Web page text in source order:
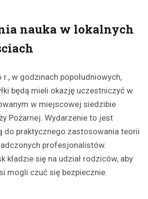
nauka w lokalnych
w godzinach popołudniowych,
będą mieli okazję uczestniczyć w
w miejscowej siedzibie
Pożarnej. Wydarzenie to jest
do praktycznego zastosowania teorii
profesjonalistów.
kładzie się na udział rodziców, aby
mogli czuć się bezpiecznie.